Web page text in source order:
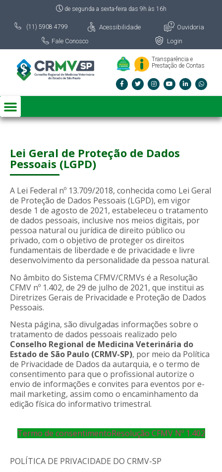
de segunda a sexta-feira das 9h às 16h
(11) 5908 4799 Acessibilidade
Ouvidoria
Fale Conosco
Login
Transparência e
Prestação de Contas
Lei Geral de Proteção de Dados
Pessoais (LGPD)
A Lei Federal nº 13.709/2018, conhecida como Lei Geral
de Proteção de Dados Pessoais (LGPD), em vigor
desde 1 de agosto de 2021, estabeleceu o tratamento
de dados pessoais, inclusive nos meios digitais, por
pessoa natural ou jurídica de direito público ou
privado, com o objetivo de proteger os direitos
fundamentais de liberdade e de privacidade e livre
desenvolvimento da personalidade da pessoa natural.
No âmbito do Sistema CFMV/CRMVs é a Resolução
CFMV nº 1.402, de 29 de julho de 2021, que institui as
Diretrizes Gerais de Privacidade e Proteção de Dados
Pessoais.
Nesta página, são divulgadas informações sobre o
tratamento de dados pessoais realizado pelo
Conselho Regional de Medicina Veterinária do
Estado de São Paulo (CRMV-SP), por meio da Política
de Privacidade de Dados da autarquia, e o termo de
consentimento para que o profissional autorize o
envio de informações e convites para eventos por e-
mail marketing, assim como o encaminhamento da
edição física do informativo trimestral.
Termo de consentimentoResolução CFMV Nº 1.402
POLÍTICA DE PRIVACIDADE DO CRMV-SP